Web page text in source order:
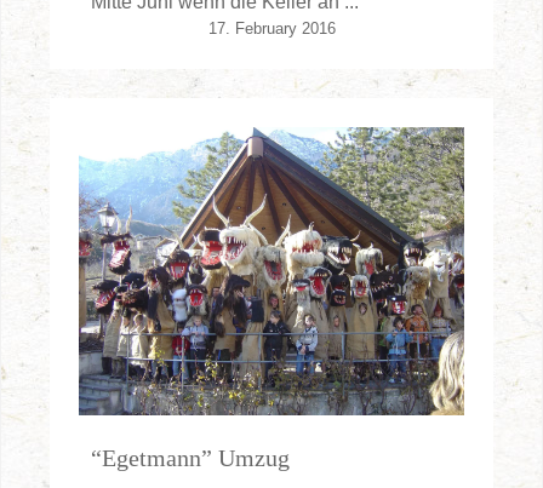
17. February 2016
“Egetmann” Umzug